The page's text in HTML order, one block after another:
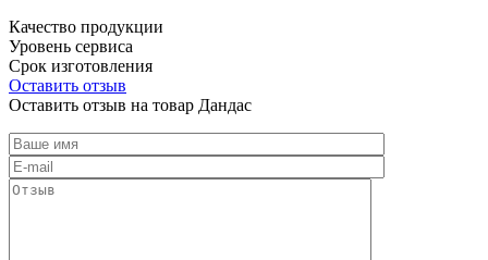
Качество продукции
Уровень сервиса
Срок изготовления
Оставить отзыв
Оставить отзыв на товар Дандас